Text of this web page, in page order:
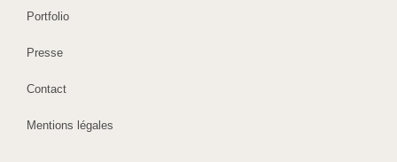
Portfolio
Presse
Contact
Mentions légales